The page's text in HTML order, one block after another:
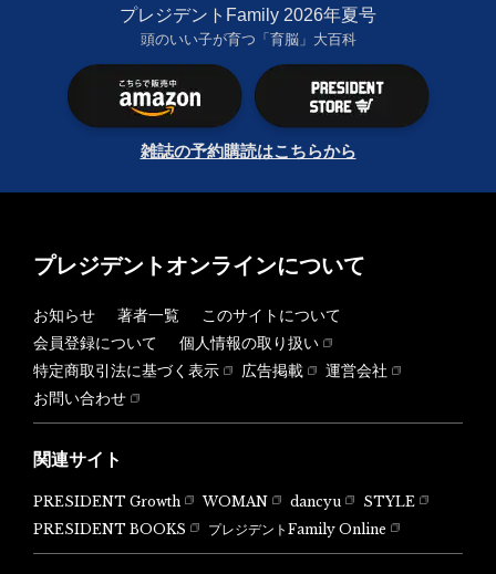
プレジデントFamily 2026年夏号
頭のいい子が育つ「育脳」大百科
雑誌の予約購読はこちらから
プレジデントオンラインについて
お知らせ 著者一覧
このサイトについて
会員登録について
個人情報の取り扱い
特定商取引法に基づく表示
広告掲載
運営会社
お問い合わせ
関連サイト
PRESIDENT Growth WOMAN dancyu
STYLE
PRESIDENT BOOKS
プレジデントFamily Online